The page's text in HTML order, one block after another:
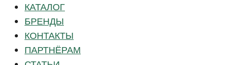
КАТАЛОГ
БРЕНДЫ
КОНТАКТЫ
ПАРТНЁРАМ